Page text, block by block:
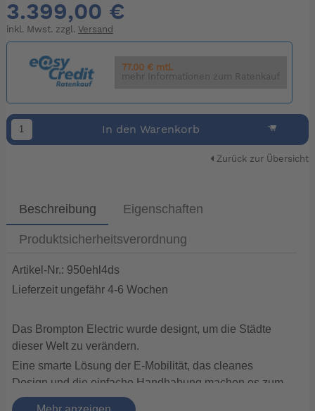
3.399,00 €
inkl. Mwst. zzgl. Versand
77.00 € mtl.
mehr Informationen zum Ratenkauf
In den Warenkorb
Zurück zur Übersicht
Beschreibung Eigenschaften
Produktsicherheitsverordnung
Artikel-Nr.: 950ehl4ds
Lieferzeit ungefähr 4-6 Wochen
Das Brompton Electric wurde designt, um die Städte
dieser Welt zu verändern.
Eine smarte Lösung der E-Mobilität, das cleanes
Design und die einfache Handhabung machen es zum
ersten ‚truly portable e-bike’. Das Rad verfügt über vier